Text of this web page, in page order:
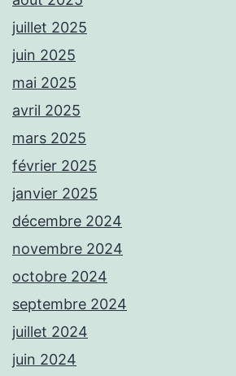
juillet 2025
juin 2025
mai 2025
avril 2025
mars 2025
février 2025
janvier 2025
décembre 2024
novembre 2024
octobre 2024
septembre 2024
juillet 2024
juin 2024